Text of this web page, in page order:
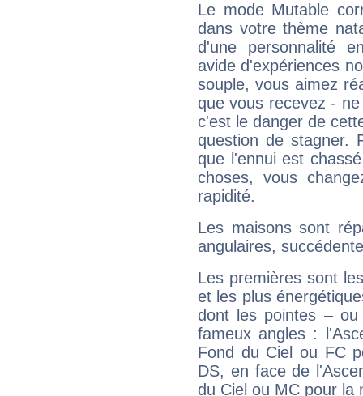
Le mode Mutable
dans votre thème
d'une personnalité
avide d'expériences
souple, vous aimez
que vous recevez -
c'est le danger de
question de stagner.
que l'ennui est
choses, vous
rapidité.
Les maisons sont
angulaires,
Les premières sont
et les plus
dont les pointes –
fameux angles :
Fond du Ciel ou FC
DS, en face de
du Ciel ou MC pour la